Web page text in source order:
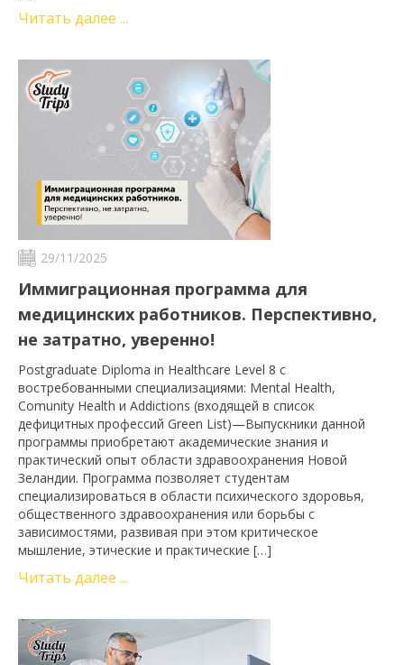
Читать далее ...
29/11/2025
Иммиграционная программа для
медицинских работников. Перспективно,
не затратно, уверенно!
Postgraduate Diploma in Healthcare Level 8 с
востребованными специализациями: Mental Health,
Comunity Health и Addictions (входящей в список
дефицитных профессий Green List)—Выпускники данной
программы приобретают академические знания и
практический опыт области здравоохранения Новой
Зеландии. Программа позволяет студентам
специализироваться в области психического здоровья,
общественного здравоохранения или борьбы с
зависимостями, развивая при этом критическое
мышление, этические и практические […]
Читать далее ...